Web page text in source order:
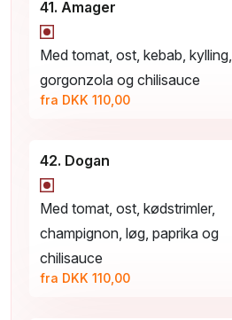
41. Amager
Med tomat, ost, kebab, kylling,
gorgonzola og chilisauce
fra DKK 110,00
42. Dogan
Med tomat, ost, kødstrimler,
champignon, løg, paprika og
chilisauce
fra DKK 110,00